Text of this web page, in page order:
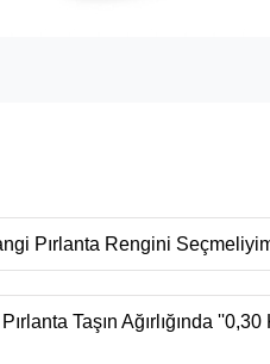
Pırlanta Rengini
(Çok nadir bulunan ekstra
beyaz),F color (Ekstra beyaz),G
(Çok hafif renkli beyaz),
Pırlanta Taşın Ağırlığında